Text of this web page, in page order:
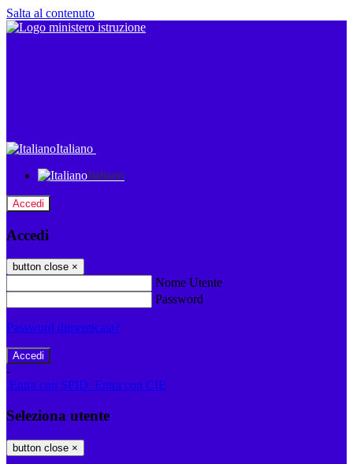
Salta al contenuto
Italiano
Italiano
Accedi
Accedi
button close ×
Nome Utente
Password
Password dimenticata?
-
Entra con SPID Entra con CIE
Seleziona utente
button close ×